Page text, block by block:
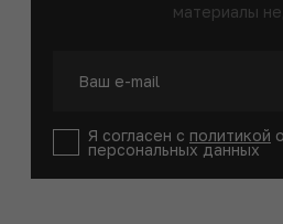
материалы
Я согласен с политикой
персональных данных